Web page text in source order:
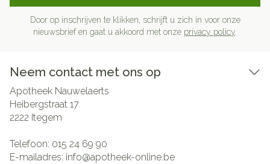
Door op inschrijven te klikken, schrijft u zich in voor onze
nieuwsbrief en gaat u akkoord met onze privacy policy
Neem contact met ons op
Apotheek Nauwelaerts
Heibergstraat 17
2222 Itegem
Telefoon: 015 24 69 90
E-mailadres: info@apotheek-online.be